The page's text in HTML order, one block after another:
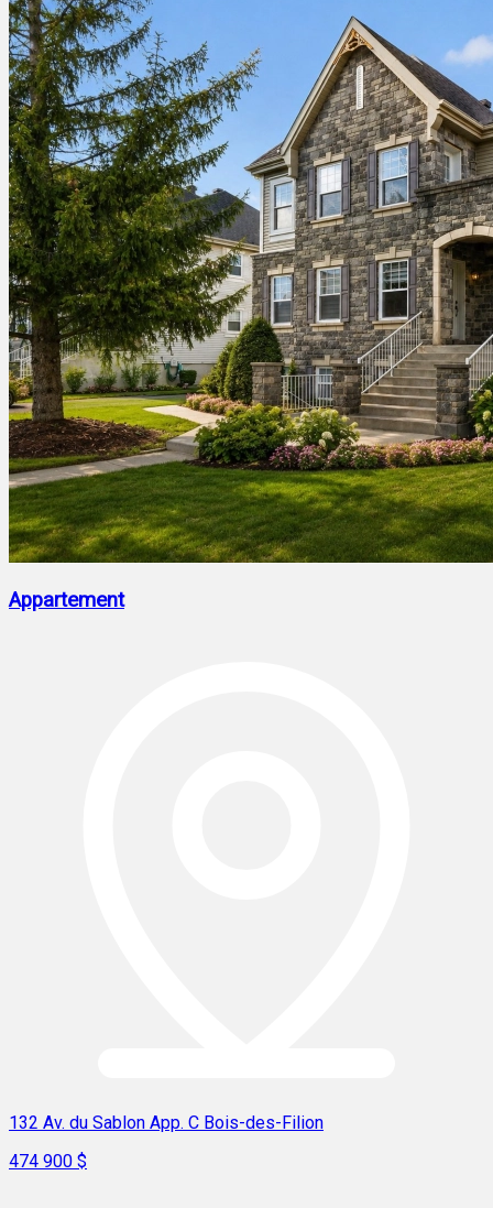
Appartement
132 Av. du Sablon App. C Bois-des-Filion
474 900 $